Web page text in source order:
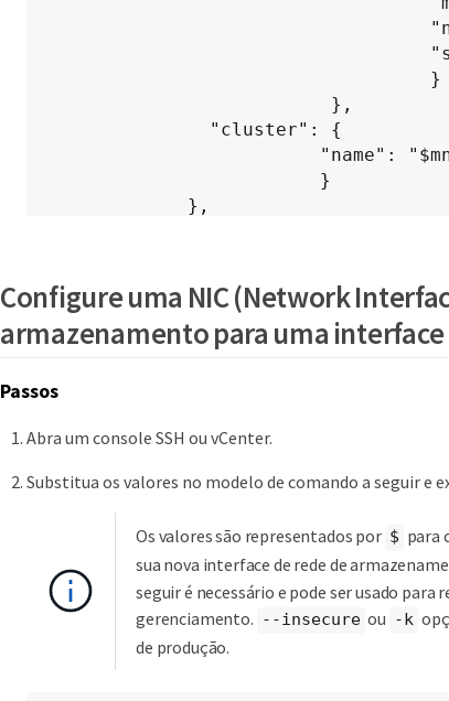
'
Configure uma NIC (Network
armazenamento para uma interface
Passos
Abra um console SSH ou vCenter.
Substitua os valores no modelo de comando a seguir e
Os valores são representados por $ para
sua nova interface de rede de
seguir é necessário e pode ser usado para
gerenciamento. --insecure ou -k
de produção.